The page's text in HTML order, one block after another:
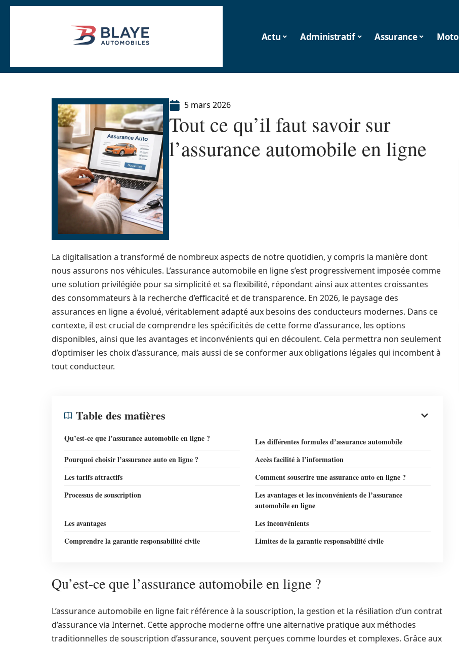
Actu Administratif Assurance Moto
5 mars 2026
Tout ce qu’il faut savoir sur
l’assurance automobile en ligne
La digitalisation a transformé de nombreux aspects de notre quotidien, y compris la manière dont
nous assurons nos véhicules. L’assurance automobile en ligne s’est progressivement imposée comme
une solution privilégiée pour sa simplicité et sa flexibilité, répondant ainsi aux attentes croissantes
des consommateurs à la recherche d’efficacité et de transparence. En 2026, le paysage des
assurances en ligne a évolué, véritablement adapté aux besoins des conducteurs modernes. Dans ce
contexte, il est crucial de comprendre les spécificités de cette forme d’assurance, les options
disponibles, ainsi que les avantages et inconvénients qui en découlent. Cela permettra non seulement
d’optimiser les choix d’assurance, mais aussi de se conformer aux obligations légales qui incombent à
tout conducteur.
Table des matières
Qu’est-ce que l’assurance automobile en ligne ?
Les différentes formules d’assurance automobile
Pourquoi choisir l’assurance auto en ligne ?
Accès facilité à l’information
Les tarifs attractifs
Comment souscrire une assurance auto en ligne ?
Processus de souscription
Les avantages et les inconvénients de l’assurance
automobile en ligne
Les avantages
Les inconvénients
Comprendre la garantie responsabilité civile
Limites de la garantie responsabilité civile
Qu’est-ce que l’assurance automobile en ligne ?
L’assurance automobile en ligne fait référence à la souscription, la gestion et la résiliation d’un contrat
d’assurance via Internet. Cette approche moderne offre une alternative pratique aux méthodes
traditionnelles de souscription d’assurance, souvent perçues comme lourdes et complexes. Grâce aux